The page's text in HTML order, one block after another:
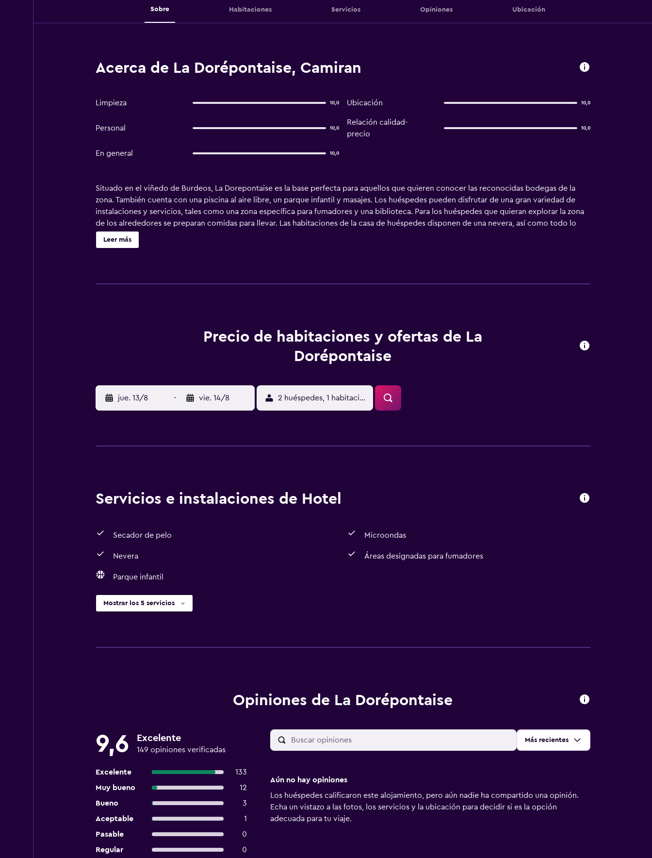
Sobre Habitaciones Servicios Opiniones Ubicación
Acerca de La Dorépontaise, Camiran
Limpieza 10,0 Ubicación 10,0
Personal 10,0
Relación calidad-
precio
10,0
En general 10,0
Situado en el viñedo de Burdeos, La Dorepontaise es la base perfecta para aquellos que quieren conocer las reconocidas bodegas de la
zona. También cuenta con una piscina al aire libre, un parque infantil y masajes. Los huéspedes pueden disfrutar de una gran variedad de
instalaciones y servicios, tales como una zona específica para fumadores y una biblioteca. Para los huéspedes que quieran explorar la zona
de los alrededores se preparan comidas para llevar. Las habitaciones de la casa de huéspedes disponen de una nevera, así como todo lo
necesario para que disfrutes de una estancia acogedora. Entre las instalaciones de sus habitaciones también se incluyen un secador de pelo
y un microondas.
Leer más
Precio de habitaciones y ofertas de La
Dorépontaise
jue. 13/8 - vie. 14/8 2 huéspedes, 1 habitación
Servicios e instalaciones de Hotel
Secador de pelo Microondas
Nevera Áreas designadas para fumadores
Parque infantil
Mostrar los 5 servicios
Opiniones de La Dorépontaise
9,6 Excelente
149 opiniones verificadas
Excelente
133
Muy bueno
12
Bueno
3
Aceptable
1
Pasable
0
Regular
0
Ordenar por:
Más recientes
Aún no hay opiniones
Los huéspedes calificaron este alojamiento, pero aún nadie ha compartido una opinión.
Echa un vistazo a las fotos, los servicios y la ubicación para decidir si es la opción
adecuada para tu viaje.